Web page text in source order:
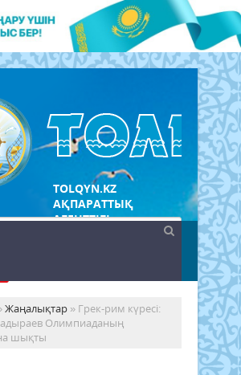
TOLQYN.KZ
АҚПАРАТТЫҚ
АГЕНТТІГІ
Жаңалықтар » Грек-рим күресі:
Олимпиаданың
шықты